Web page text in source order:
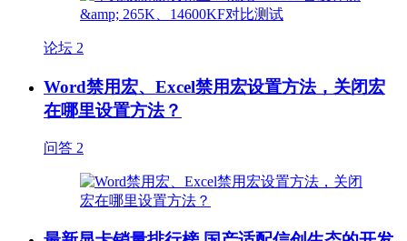
论坛 2
Word禁用宏、Excel禁用宏设置方法，关闭宏
在哪里设置方法？
问答 2